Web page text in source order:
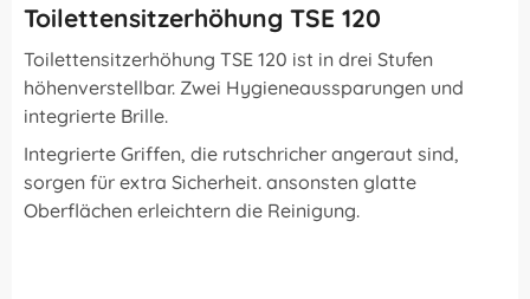
Toilettensitzerhöhung TSE 120
Toilettensitzerhöhung TSE 120 ist in drei Stufen
höhenverstellbar. Zwei Hygieneaussparungen und
integrierte Brille.
Integrierte Griffen, die rutschricher angeraut sind,
sorgen für extra Sicherheit. ansonsten glatte
Oberflächen erleichtern die Reinigung.